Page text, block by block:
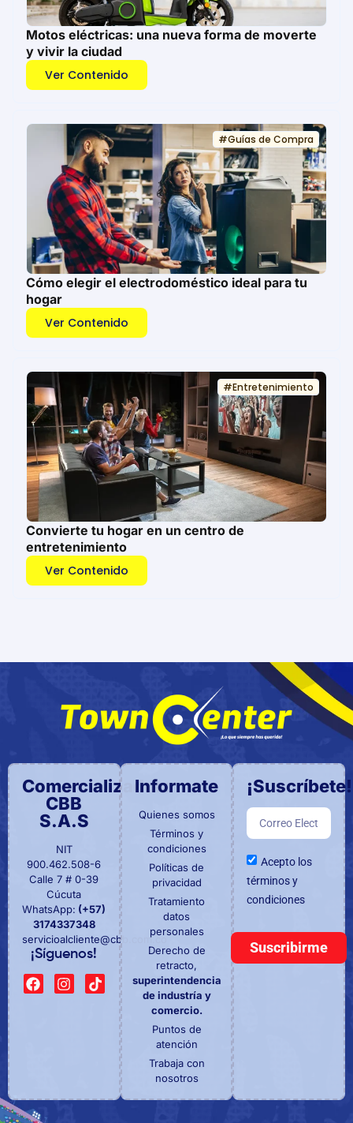
Motos eléctricas: una nueva forma de moverte
y vivir la ciudad
Ver Contenido
#Guías de Compra
Cómo elegir el electrodoméstico ideal para tu
hogar
Ver Contenido
#Entretenimiento
Convierte tu hogar en un centro de
entretenimiento
Ver Contenido
Comercializadora
CBB
S.A.S
NIT
900.462.508-6
Calle 7 # 0-39
Cúcuta
WhatsApp: (+57)
3174337348
servicioalcliente@cbb.com.co
¡Síguenos!
Informate
Quienes somos
Términos y
condiciones
Políticas de
privacidad
Tratamiento
datos
personales
Derecho de
retracto,
superintendencia
de industría y
comercio.
Puntos de
atención
Trabaja con
nosotros
¡Suscríbete!
Acepto los
términos y
condiciones
Suscribirme